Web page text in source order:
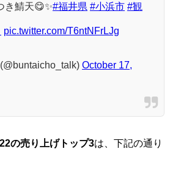
き鯖天😋✨#福井県 #小浜市 #観
pic.twitter.com/T6ntNFrLJg
October 17,
の売り上げトップ3は、下記の通り